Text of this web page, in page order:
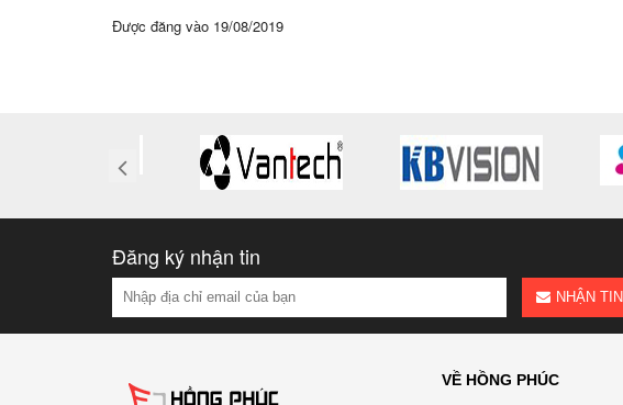
Được đăng vào 19/08/2019
Đăng ký nhận tin
NHẬN TIN
VỀ HỒNG PHÚC